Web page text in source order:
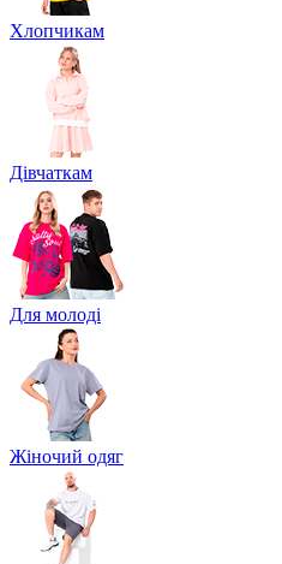
Хлопчикам
Дівчаткам
Для молоді
Жіночий одяг